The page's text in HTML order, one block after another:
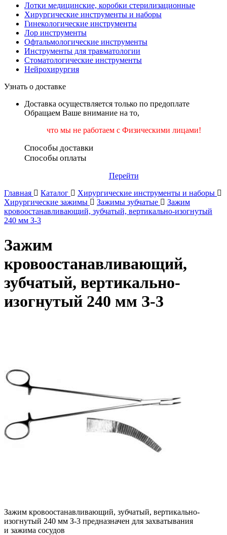
Лотки медицинские, коробки стерилизационные
Хирургические инструменты и наборы
Гинекологические инструменты
Лор инструменты
Офтальмологические инструменты
Инструменты для травматологии
Стоматологические инструменты
Нейрохирургия
Узнать о доставке
Доставка осуществляется только по предоплате
Обращаем Ваше внимание на то,
что мы не работаем с Физическими лицами!
Способы доставки
Способы оплаты
Перейти
Главная
Каталог
Хирургические инструменты и наборы
Хирургические зажимы
Зажимы зубчатые
Зажим
кровоостанавливающий, зубчатый, вертикально-изогнутый
240 мм З-3
Зажим
кровоостанавливающий,
зубчатый, вертикально-
изогнутый 240 мм З-3
Зажим кровоостанавливающий, зубчатый, вертикально-
изогнутый 240 мм З-3 предназначен для захватывания
и зажима сосудов